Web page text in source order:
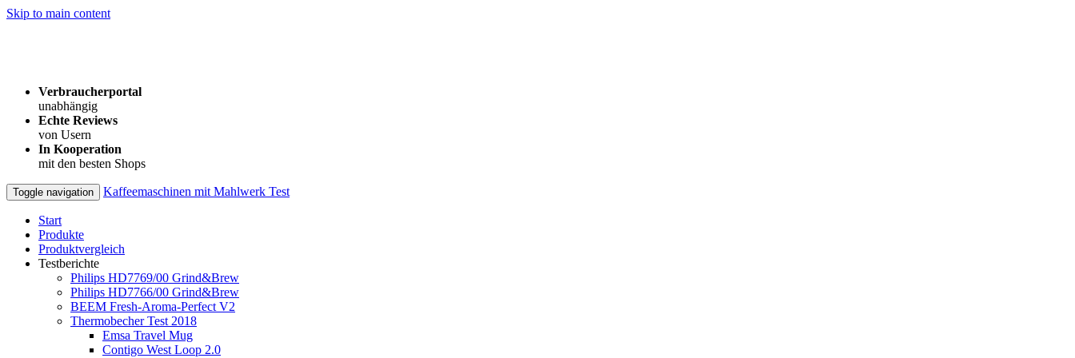
Skip to main content
Verbraucherportal
unabhängig
Echte Reviews
von Usern
In Kooperation
mit den besten Shops
Toggle navigation Kaffeemaschinen mit Mahlwerk Test
Start
Produkte
Produktvergleich
Testberichte
Philips HD7769/00 Grind&Brew
Philips HD7766/00 Grind&Brew
BEEM Fresh-Aroma-Perfect V2
Thermobecher Test 2018
Emsa Travel Mug
Contigo West Loop 2.0